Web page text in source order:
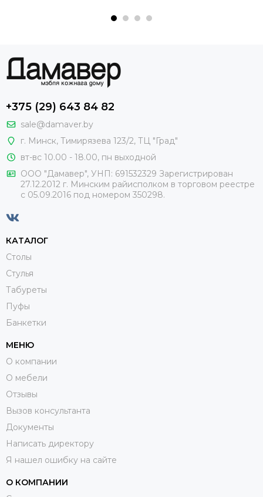
+375 (29) 643 84 82
sale@damaver.by
г. Минск, Тимирязева 123/2, ТЦ "Град"
вт-вс 10.00 - 18.00, пн выходной
ООО "Дамавер", УНП: 691532329 Зарегистрирован
27.12.2012 г. Минским райисполком в торговом реестре
с 05.09.2016 под номером 350298.
КАТАЛОГ
Столы
Стулья
Табуреты
Пуфы
Банкетки
МЕНЮ
О компании
О мебели
Отзывы
Вызов консультанта
Документы
Написать директору
Я нашел ошибку на сайте
О КОМПАНИИ